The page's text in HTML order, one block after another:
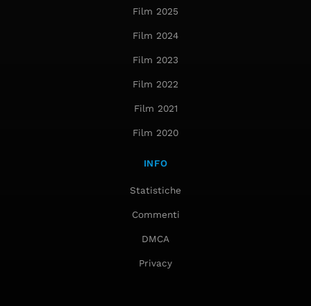
Film 2025
Film 2024
Film 2023
Film 2022
Film 2021
Film 2020
INFO
Statistiche
Commenti
DMCA
Privacy